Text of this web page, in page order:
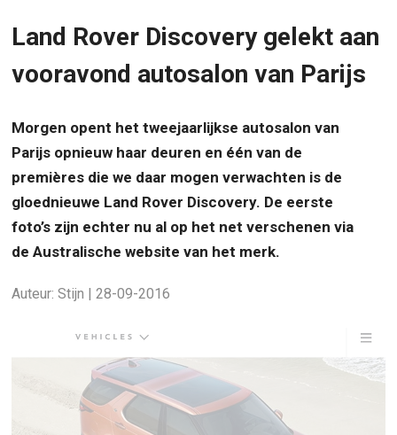
Land Rover Discovery gelekt aan
vooravond autosalon van Parijs
Morgen opent het tweejaarlijkse autosalon van
Parijs opnieuw haar deuren en één van de
premières die we daar mogen verwachten is de
gloednieuwe Land Rover Discovery. De eerste
foto’s zijn echter nu al op het net verschenen via
de Australische website van het merk.
Auteur: Stijn | 28-09-2016